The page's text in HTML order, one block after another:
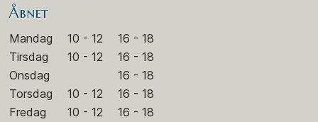
Åbnet
Mandag 10 - 12
16 - 18
Tirsdag
10 - 12
16 - 18
Onsdag
16 - 18
Torsdag
10 - 12
16 - 18
Fredag
10 - 12 16 - 18